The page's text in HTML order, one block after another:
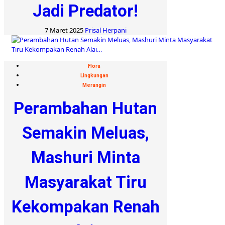
Jadi Predator!
7 Maret 2025 Prisal Herpani
Flora
Lingkungan
Merangin
Perambahan Hutan
Semakin Meluas,
Mashuri Minta
Masyarakat Tiru
Kekompakan Renah